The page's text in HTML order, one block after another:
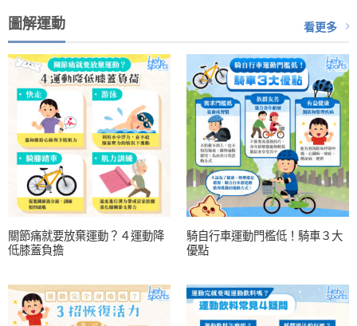
圖解運動 看更多
關節痛就要放棄運動？４運動降
低膝蓋負擔
騎自行車運動門檻低！騎車３大
優點